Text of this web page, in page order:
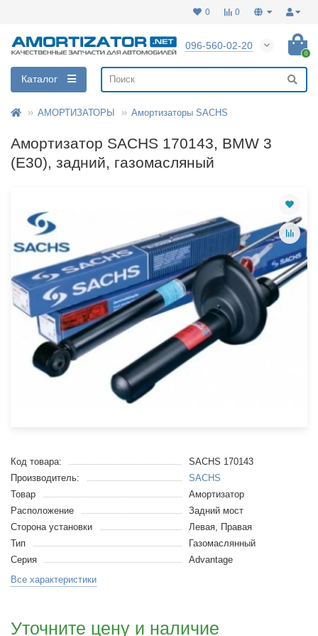
0
0
096-560-02-20
0
Каталог
АМОРТИЗАТОРЫ Амортизаторы SACHS
Амортизатор SACHS 170143, BMW 3
(E30), задний, газомасляный
Код товара:
SACHS 170143
Производитель:
SACHS
Товар
Амортизатор
Расположение
Задний мост
Сторона установки
Левая, Правая
Тип
Газомаслянный
Серия
Advantage
Все характеристики
Уточните цену и наличие